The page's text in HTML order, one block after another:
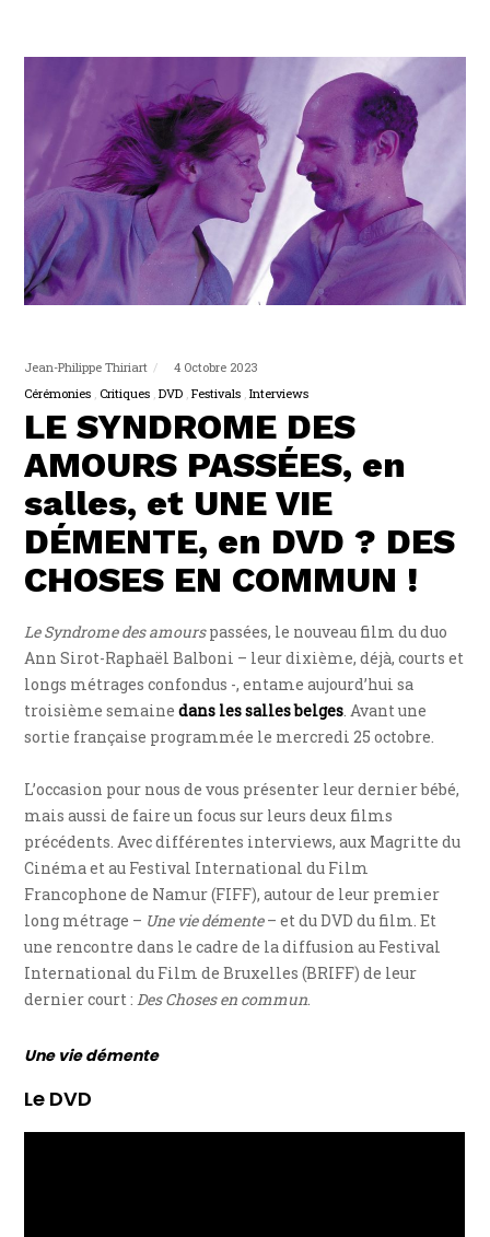
Jean-Philippe Thiriart
4 Octobre 2023
Cérémonies Critiques DVD Festivals Interviews
LE SYNDROME DES
AMOURS PASSÉES, en
salles, et UNE VIE
DÉMENTE, en DVD ? DES
CHOSES EN COMMUN !
Le Syndrome des amourspassées, le nouveau film du duo
Ann Sirot-Raphaël Balboni – leur dixième, déjà, courts et
longs métrages confondus -, entame aujourd’hui sa
troisième semainedans les salles belges . Avant une
sortie française programmée le mercredi 25 octobre.
L’occasion pour nous de vous présenter leur dernier bébé,
mais aussi de faire un focus sur leurs deux films
précédents. Avec différentes interviews, aux Magritte du
Cinéma et au Festival International du Film
Francophone de Namur (FIFF), autour de leur premier
long métrage – Une vie démente– et du DVD du film. Et
une rencontre dans le cadre de la diffusion au Festival
International du Film de Bruxelles (BRIFF) de leur
dernier court : Des Choses en commun
Une vie démente
Le DVD